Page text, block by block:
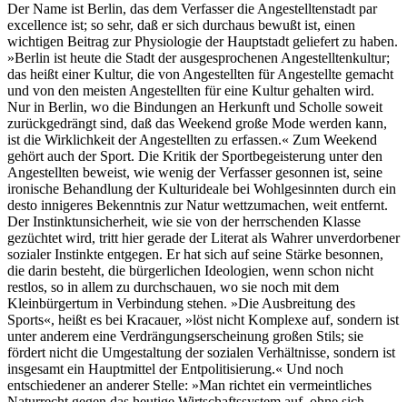
Der Name ist Berlin, das dem Verfasser die Angestelltenstadt par
excellence ist; so sehr, daß er sich durchaus bewußt ist, einen
wichtigen Beitrag zur Physiologie der Hauptstadt geliefert zu haben.
»Berlin ist heute die Stadt der ausgesprochenen Angestelltenkultur;
das heißt einer Kultur, die von Angestellten für Angestellte gemacht
und von den meisten Angestellten für eine Kultur gehalten wird.
Nur in Berlin, wo die Bindungen an Herkunft und Scholle soweit
zurückgedrängt sind, daß das Weekend große Mode werden kann,
ist die Wirklichkeit der Angestellten zu erfassen.« Zum Weekend
gehört auch der Sport. Die Kritik der Sportbegeisterung unter den
Angestellten beweist, wie wenig der Verfasser gesonnen ist, seine
ironische Behandlung der Kulturideale bei Wohlgesinnten durch ein
desto innigeres Bekenntnis zur Natur wettzumachen, weit entfernt.
Der Instinktunsicherheit, wie sie von der herrschenden Klasse
gezüchtet wird, tritt hier gerade der Literat als Wahrer unverdorbener
sozialer Instinkte entgegen. Er hat sich auf seine Stärke besonnen,
die darin besteht, die bürgerlichen Ideologien, wenn schon nicht
restlos, so in allem zu durchschauen, wo sie noch mit dem
Kleinbürgertum in Verbindung stehen. »Die Ausbreitung des
Sports«, heißt es bei Kracauer, »löst nicht Komplexe auf, sondern ist
unter anderem eine Verdrängungserscheinung großen Stils; sie
fördert nicht die Umgestaltung der sozialen Verhältnisse, sondern ist
insgesamt ein Hauptmittel der Entpolitisierung.« Und noch
entschiedener an anderer Stelle: »Man richtet ein vermeintliches